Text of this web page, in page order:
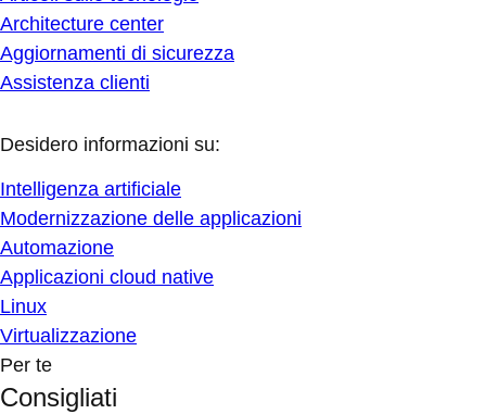
Architecture center
Aggiornamenti di sicurezza
Assistenza clienti
Desidero informazioni su:
Intelligenza artificiale
Modernizzazione delle applicazioni
Automazione
Applicazioni cloud native
Linux
Virtualizzazione
Per te
Consigliati